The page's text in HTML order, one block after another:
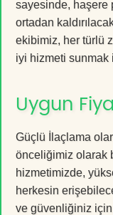
sayesinde, haşere
ortadan
ekibimiz, her türlü
iyi hizmeti sunmak
Uygun
Güçlü İlaçlama
önceliğimiz olarak
hizmetimizde,
herkesin
ve güvenliğiniz